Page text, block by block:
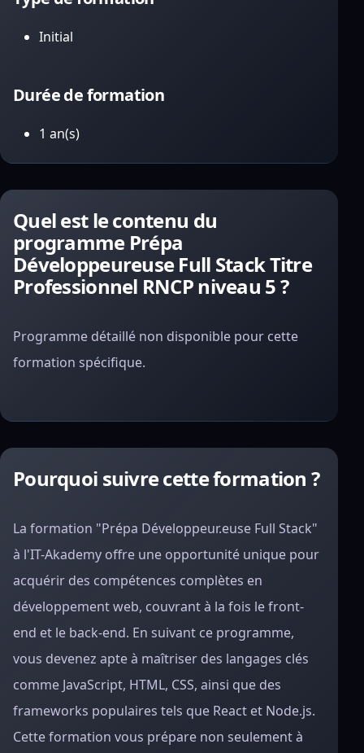
Initial
Durée de formation
1 an(s)
Quel est le contenu du
programme Prépa
Développeureuse Full Stack Titre
Professionnel RNCP niveau 5 ?
Programme détaillé non disponible pour cette
formation spécifique.
Pourquoi suivre cette formation ?
La formation "Prépa Développeur.euse Full Stack"
à l'IT-Akademy offre une opportunité unique pour
acquérir des compétences complètes en
développement web, couvrant à la fois le front-
end et le back-end. En suivant ce programme,
vous devenez apte à maîtriser des langages clés
comme JavaScript, HTML, CSS, ainsi que des
frameworks populaires tels que React et Node.js.
Cette formation vous prépare non seulement à